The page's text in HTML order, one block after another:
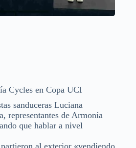
Cycles en Copa UCI
sanduceras Luciana
representantes de Armonía
que hablar a nivel